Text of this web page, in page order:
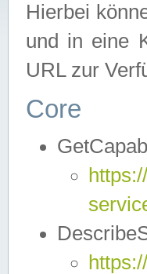
Hierbei
und in eine
URL zur
Core